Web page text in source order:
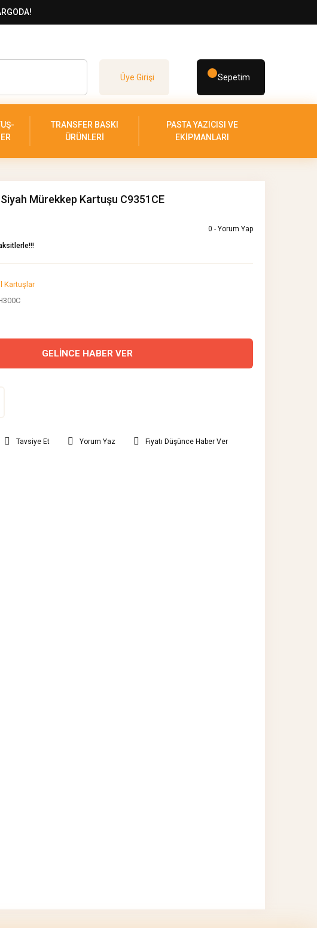
Üye Girişi Sepetim
TRANSFER BASKI
ÜRÜNLERİ
PASTA YAZICISI VE
EKİPMANLARI
Mürekkep Kartuşu C9351CE
0 - Yorum Yap
Kartuşlar
GELİNCE HABER VER
Tavsiye Et Yorum Yaz Fiyatı Düşünce Haber Ver